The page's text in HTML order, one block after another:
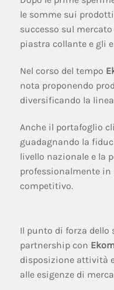
le somme sui
successo sul mercato
piastra collante e gli
Nel corso del tempo
nota proponendo
diversificando la
Anche il portafoglio
guadagnando la
livello nazionale e la
professionalmente
competitivo.
Il punto di forza dello
partnership con
disposizione attività
alle esigenze di